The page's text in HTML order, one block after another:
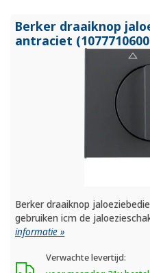
Berker draaiknop
antraciet
Berker draaiknop
gebruiken icm de
informatie »
Verwachte levertijd: